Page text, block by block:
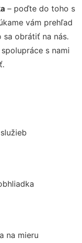
– poďte do toho s
vám prehľad
obrátiť na nás.
s nami
na mieru